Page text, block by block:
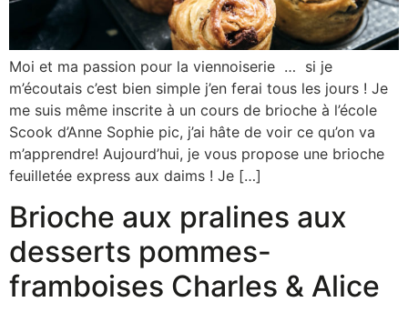
Moi et ma passion pour la viennoiserie … si je
m’écoutais c’est bien simple j’en ferai tous les jours ! Je
me suis même inscrite à un cours de brioche à l’école
Scook d’Anne Sophie pic, j’ai hâte de voir ce qu’on va
m’apprendre! Aujourd’hui, je vous propose une brioche
feuilletée express aux daims ! Je […]
Brioche aux pralines aux
desserts pommes-
framboises Charles & Alice